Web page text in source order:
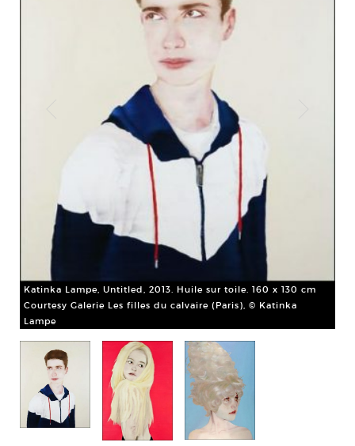
Katinka Lampe, Untitled, 2013. Huile sur toile. 160 x 130 cm
Courtesy Galerie Les filles du calvaire (Paris), © Katinka
Lampe